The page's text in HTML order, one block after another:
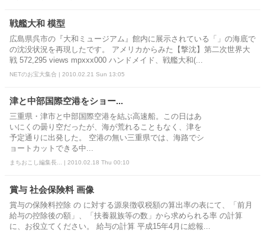
戦艦大和 模型
広島県呉市の『大和ミュージアム』館内に展示されている「」の海底で
の沈没状況を再現したです。 アメリカからみた【撃沈】第二次世界大
戦 572,295 views mpxxx000 ハンドメイド、戦艦大和(...
NETのお宝大集合 | 2010.02.21 Sun 13:05
津と中部国際空港をショー...
三重県・津市と中部国際空港を結ぶ高速船。この日はあ
いにくの曇り空だったが、海が荒れることもなく、津を
予定通りに出発した。 空港の無い三重県では、海路でシ
ョートカットできる中...
まちおこし編集長... | 2010.02.18 Thu 00:10
賞与 社会保険料 画像
賞与の保険料控除 の に対する源泉徴収税額の算出率の表にて、「前月
給与の控除後の額」、「扶養親族等の数」から求められる率 の計算
に、お役立てください。 給与の計算 平成15年4月に総報...